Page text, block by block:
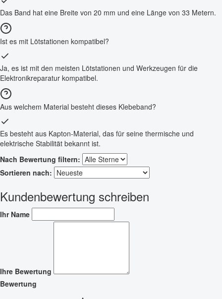
Das Band hat eine Breite von 20 mm und eine Länge von 33 Metern.
Ist es mit Lötstationen kompatibel?
Ja, es ist mit den meisten Lötstationen und Werkzeugen für die
Elektronikreparatur kompatibel.
Aus welchem Material besteht dieses Klebeband?
Es besteht aus Kapton-Material, das für seine thermische und
elektrische Stabilität bekannt ist.
Nach Bewertung filtern:
Sortieren nach:
Kundenbewertung schreiben
Ihr Name
Ihre Bewertung
Bewertung